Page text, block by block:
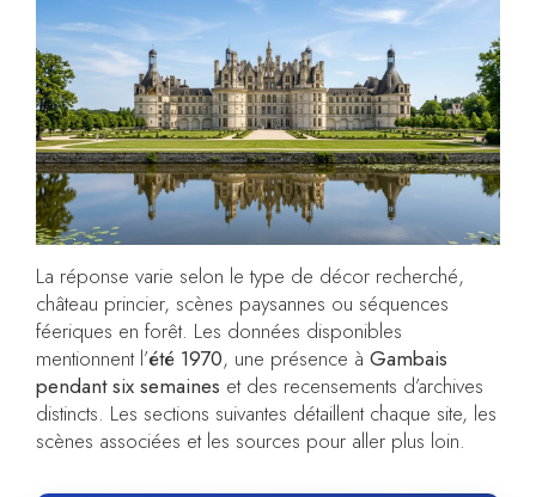
La réponse varie selon le type de décor recherché,
château princier, scènes paysannes ou séquences
féeriques en forêt. Les données disponibles
mentionnent l’été 1970, une présence à Gambais
pendant six semaines et des recensements d’archives
distincts. Les sections suivantes détaillent chaque site, les
scènes associées et les sources pour aller plus loin.